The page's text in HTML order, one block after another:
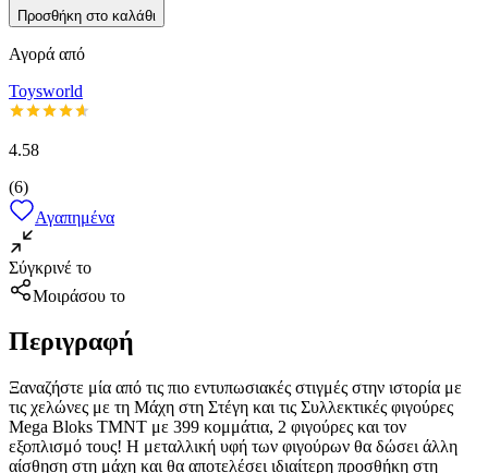
Προσθήκη στο καλάθι
Αγορά από
Toysworld
4.58
(6)
Αγαπημένα
Σύγκρινέ το
Μοιράσου το
Περιγραφή
Ξαναζήστε μία από τις πιο εντυπωσιακές στιγμές στην ιστορία με
τις χελώνες με τη Μάχη στη Στέγη και τις Συλλεκτικές φιγούρες
Mega Bloks TMNT με 399 κομμάτια, 2 φιγούρες και τον
εξοπλισμό τους! Η μεταλλική υφή των φιγούρων θα δώσει άλλη
αίσθηση στη μάχη και θα αποτελέσει ιδιαίτερη προσθήκη στη